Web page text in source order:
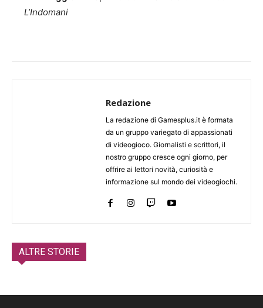
L’Indomani
Redazione
La redazione di Gamesplus.it è formata
da un gruppo variegato di appassionati
di videogioco. Giornalisti e scrittori, il
nostro gruppo cresce ogni giorno, per
offrire ai lettori novità, curiosità e
informazione sul mondo dei videogiochi.
ALTRE STORIE